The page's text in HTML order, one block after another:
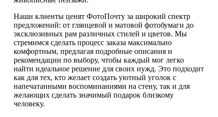
Наши клиенты ценят ФотоПочту за широкий спектр
предложений: от глянцевой и матовой фотобумаги до
эксклюзивных рам различных стилей и цветов. Мы
стремимся сделать процесс заказа максимально
комфортным, предлагая подробные описания и
рекомендации по выбору, чтобы каждый мог легко
найти идеальное решение для своих нужд. Это подходит
как для тех, кто желает создать уютный уголок с
напечатанными воспоминаниями на стену, так и для
желающих сделать значимый подарок близкому
человеку.